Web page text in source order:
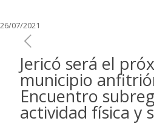
26/07/2021
Jericó será el
municipio
Encuentro
actividad física y